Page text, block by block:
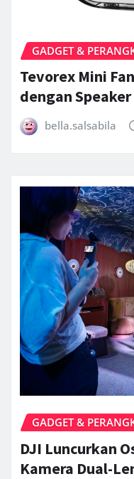
GADGET &
Tevorex Mini
dengan Speaker
bella.salsabila
GADGET &
DJI Luncurkan
Kamera Dual-